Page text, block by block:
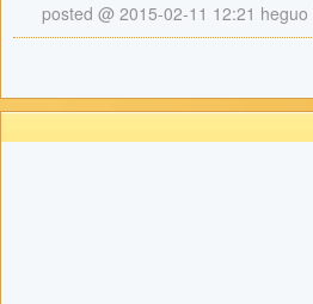
posted @ 2015-02-11 12:21 heguo